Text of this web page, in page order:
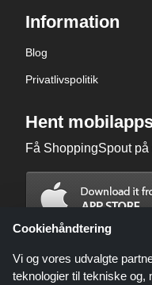
Information
Blog
Privatlivspolitik
Hent
Få ShoppingSpout
Cookiehåndtering
Vi og vores udvalgte
teknologier til tekniske og,